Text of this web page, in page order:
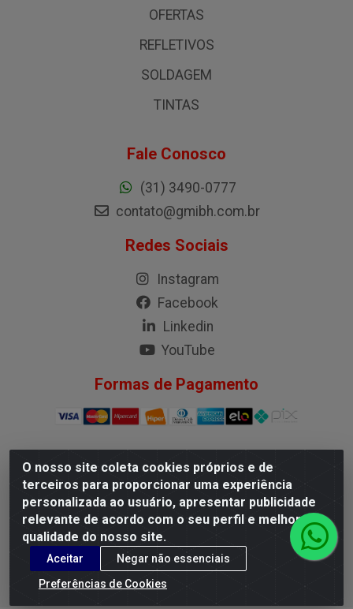
O nosso site coleta cookies próprios e de
terceiros para proporcionar uma experiência
personalizada ao usuário, apresentar publicidade
relevante de acordo com o seu perfil e melhorar a
qualidade do nosso site.
Aceitar
Negar não essenciais
Preferências de Cookies
OFERTAS
REFLETIVOS
SOLDAGEM
TINTAS
Fale Conosco
(31) 3490-0777
contato@gmibh.com.br
Redes Sociais
Instagram
Facebook
Linkedin
YouTube
Formas de Pagamento
G.M.I. Distribuidora LTDA - Rua Conselheiro Pena, 50 - Santa
Branca, Belo Horizonte/MG - CEP 31.710-150 - CNPJ
04.098.359/0001-02